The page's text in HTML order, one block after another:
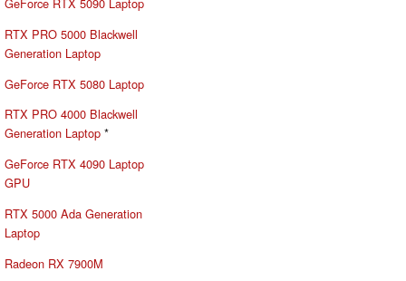
RTX PRO 5000 Blackwell
Generation Laptop
GeForce RTX 5080 Laptop
RTX PRO 4000 Blackwell
Generation Laptop *
GeForce RTX 4090 Laptop
GPU
RTX 5000 Ada Generation
Laptop
Radeon RX 7900M